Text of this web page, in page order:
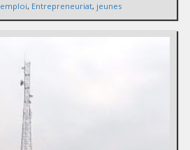
emploi, Entrepreneuriat, jeunes